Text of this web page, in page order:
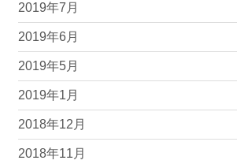
2019年7月
2019年6月
2019年5月
2019年1月
2018年12月
2018年11月